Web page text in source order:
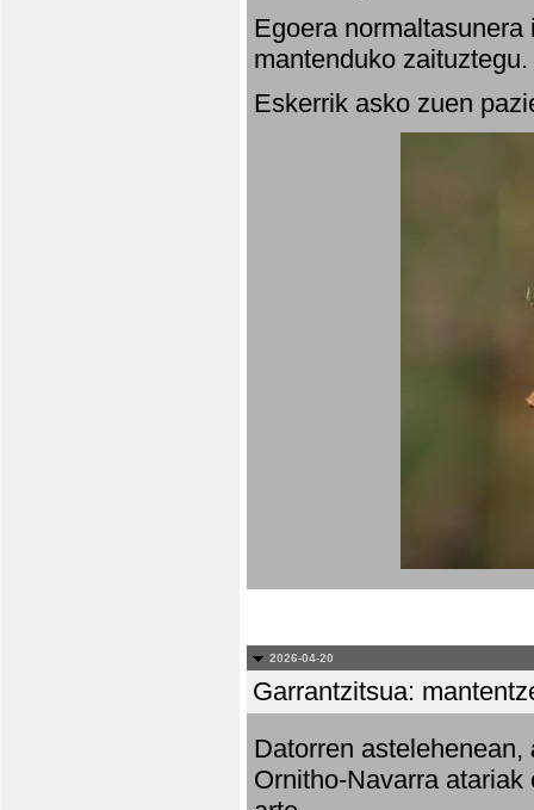
Egoera
mantenduko
Eskerrik asko zuen
2026-04-20
Garrantzitsua:
Datorren astelehenean,
Ornitho-Navarra